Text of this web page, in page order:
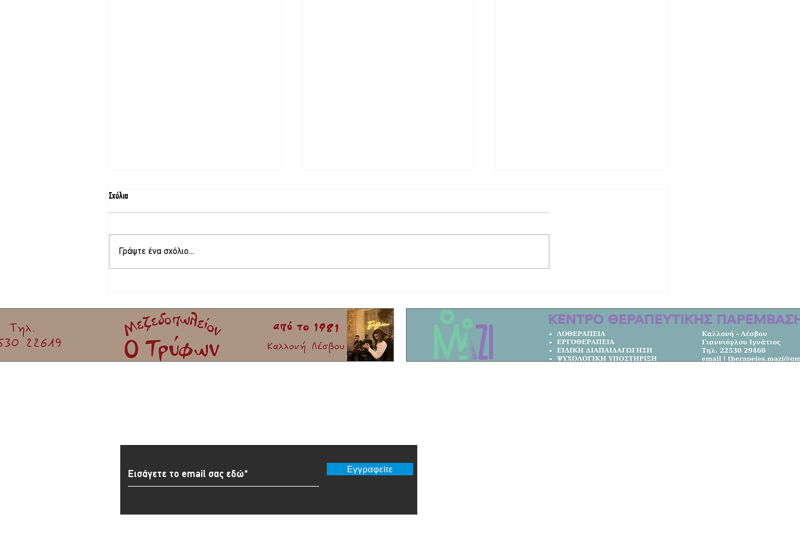
Είχαν μετακομίσει από την Αυστραλία στο
Σχόλια
Γράψτε ένα σχόλιο...
Εγγραφείτε